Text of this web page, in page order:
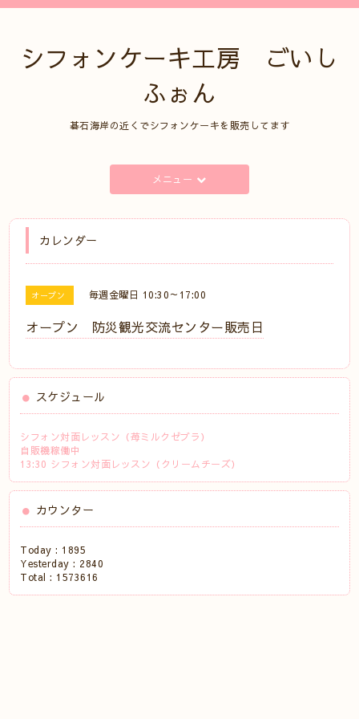
シフォンケーキ工房 ごいし
ふぉん
碁石海岸の近くでシフォンケーキを販売してます
メニュー
カレンダー
オープン 毎週金曜日 10:30～17:00
オープン 防災観光交流センター販売日
スケジュール
シフォン対面レッスン（苺ミルクゼブラ）
自販機稼働中
13:30 シフォン対面レッスン（クリームチーズ）
カウンター
Today : 1895
Yesterday : 2840
Total : 1573616